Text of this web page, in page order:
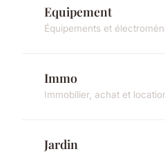
Equipement
Équipements et
Immo
Immobilier, achat et
Jardin